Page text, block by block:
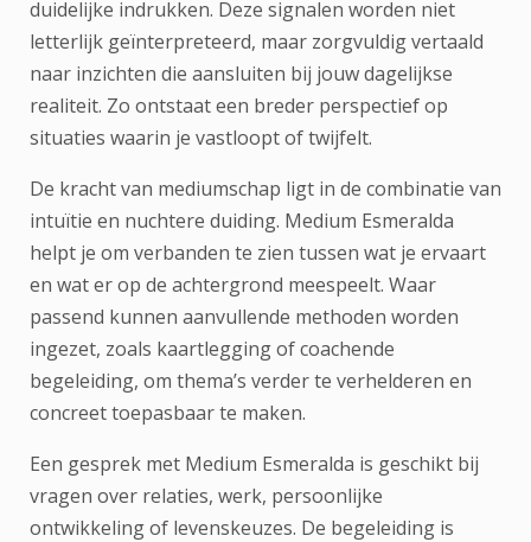
duidelijke indrukken. Deze signalen worden niet
letterlijk geïnterpreteerd, maar zorgvuldig vertaald
naar inzichten die aansluiten bij jouw dagelijkse
realiteit. Zo ontstaat een breder perspectief op
situaties waarin je vastloopt of twijfelt.
De kracht van mediumschap ligt in de combinatie van
intuïtie en nuchtere duiding. Medium Esmeralda
helpt je om verbanden te zien tussen wat je ervaart
en wat er op de achtergrond meespeelt. Waar
passend kunnen aanvullende methoden worden
ingezet, zoals kaartlegging of coachende
begeleiding, om thema’s verder te verhelderen en
concreet toepasbaar te maken.
Een gesprek met Medium Esmeralda is geschikt bij
vragen over relaties, werk, persoonlijke
ontwikkeling of levenskeuzes. De begeleiding is